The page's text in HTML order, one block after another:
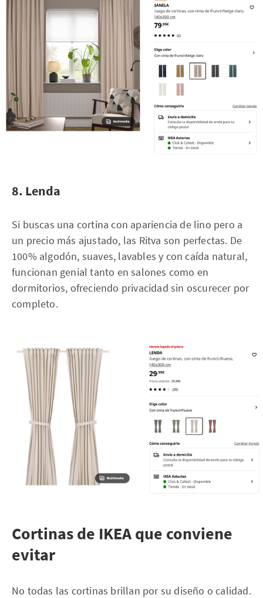
8. Lenda
Si buscas una cortina con apariencia de lino pero a
un precio más ajustado, las Ritva son perfectas. De
100% algodón, suaves, lavables y con caída natural,
funcionan genial tanto en salones como en
dormitorios, ofreciendo privacidad sin oscurecer por
completo.
Cortinas de IKEA que conviene
evitar
No todas las cortinas brillan por su diseño o calidad.